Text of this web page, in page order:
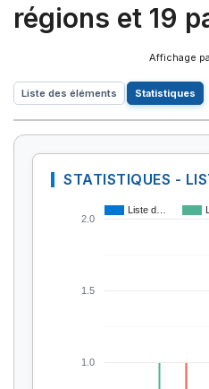
régions et 19
Liste des éléments Statistiques
STATISTIQUES -
Liste d…
1.0
1.5
2.0